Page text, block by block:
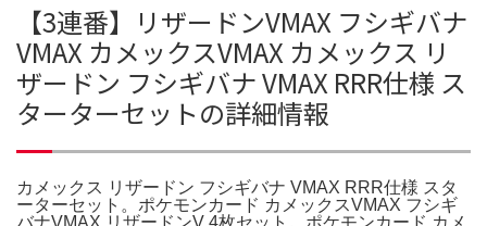
【3連番】リザードンVMAX フシギバナ
VMAX カメックスVMAX カメックス リ
ザードン フシギバナ VMAX RRR仕様 ス
ターターセットの詳細情報
カメックス リザードン フシギバナ VMAX RRR仕様 スタ
ーターセット。ポケモンカード カメックスVMAX フシギ
バナVMAX リザードンV 4枚セット。ポケモンカード カメ